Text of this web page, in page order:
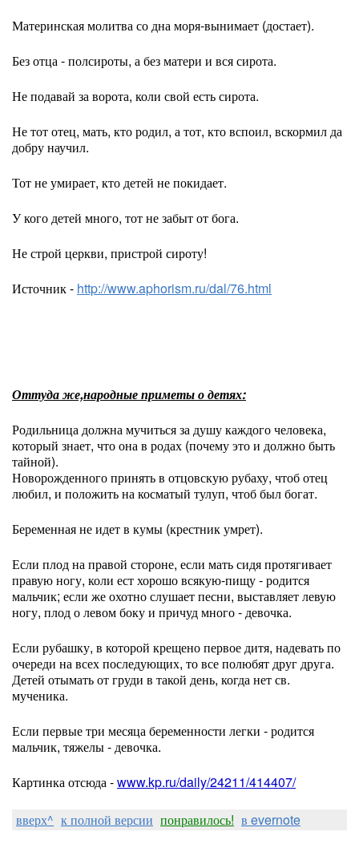
Материнская молитва со дна моря-вынимает (достает).
Без отца - полсироты, а без матери и вся сирота.
Не подавай за ворота, коли свой есть сирота.
Не тот отец, мать, кто родил, а тот, кто вспоил, вскормил да
добру научил.
Тот не умирает, кто детей не покидает.
У кого детей много, тот не забыт от бога.
Не строй церкви, пристрой сироту!
Источник - http://www.aphorism.ru/dal/76.html
Оттуда же,народные приметы о детях:
Родильница должна мучиться за душу каждого человека,
который знает, что она в родах (почему это и должно быть
тайной).
Новорожденного принять в отцовскую рубаху, чтоб отец
любил, и положить на косматый тулуп, чтоб был богат.
Беременная не идет в кумы (крестник умрет).
Если плод на правой стороне, если мать сидя протягивает
правую ногу, коли ест хорошо всякую-пищу - родится
мальчик; если же охотно слушает песни, выставляет левую
ногу, плод о левом боку и причуд много - девочка.
Если рубашку, в которой крещено первое дитя, надевать по
очереди на всех последующих, то все полюбят друг друга.
Детей отымать от груди в такой день, когда нет св.
мученика.
Если первые три месяца беременности легки - родится
мальчик, тяжелы - девочка.
Картинка отсюда -www.kp.ru/daily/24211/414407/
вверх^ к полной версии понравилось! в evernote